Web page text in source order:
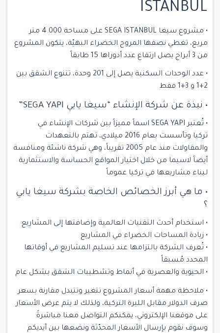
ISTANBUL
• مشروع سيغا SEGA ISTANBUL على مساحة 4.000 متر
مربع، تغطي نصفها المروج الخضراء البهيّة، يتكون المشروع
من 3 أبراج يصل ارتفاع عدد أدوراها 15 طابقاً
• عدد الوحدات السكنية يصل إلى 201 وحدة، تتنوع الشقق بين
2+1 و 3+1 فقط
• نبذة عن شركة الإنشاء “سيغا يابي SEGA YAPI”
• تُعتبر SEGA YAPI اسماً مميزاً بين شركات الإنشاء في
تركيا وتأسست بعام 2016 ميلادي، تهتم بالتعهدات
والمقاولات منذ عام 2005 تقريباً، وهي شركة ناشئة ومنافسة
أيضاً لاسيما من خلال اختيار المواقع الحساسة والاستثمارية
لبناء مشاريعها في تركيا عموماً
• ما هي أبرز الخصائص الخاصة بشركة سيغا يابي
؟
• استخدام أحدث التقنيات العالمية وإضافتها إلى المشاريع
• زيادة المساحات الخضراء في المشاريع
• تُعرف الشركة بالتزامها عند تسليم المشاريع في أوقاتها
المحدد مُسبقاً
• الحيوية والعصرية في أنماط وتشطيبات الشقق بشكل عام
• ملاحظة مهمة أسعار المشروع تتغير وتتبدل مقارنة بسعر
صرف الدولار مقابل الليرة التركية، ولذلك لا يتم عرض الأسعار
على موقعنا الإلكتروني، يمكنكم التواصل معنا مباشرةً
وسوف نقوم بإرسال الأسعار المحدّثة ونضعها بين أيديكم